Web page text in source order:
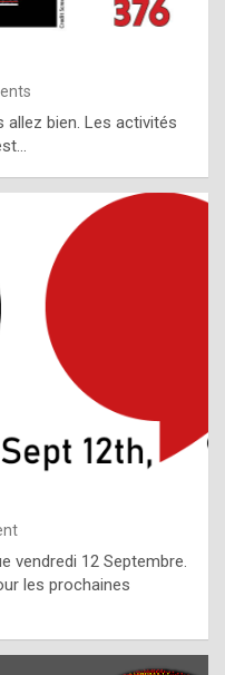
allez bien. Les activités
vendredi 12 Septembre.
les prochaines